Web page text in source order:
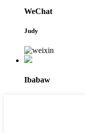
WeChat
Judy
Ibabaw